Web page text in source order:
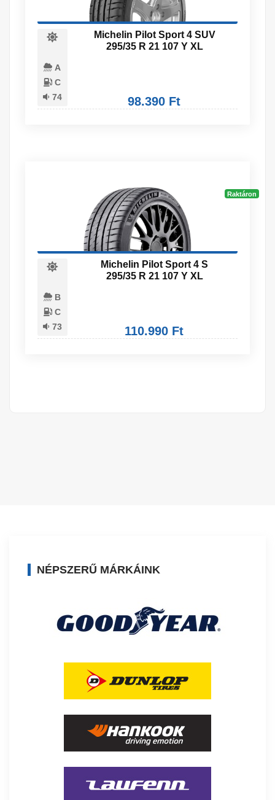
A
C
74
Michelin Pilot Sport 4 SUV
295/35 R 21 107 Y XL
98.390 Ft
Raktáron
B
C
73
Michelin Pilot Sport 4 S
295/35 R 21 107 Y XL
110.990 Ft
NÉPSZERŰ MÁRKÁINK